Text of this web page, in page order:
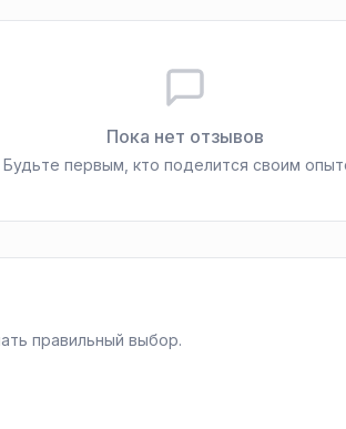
Пока нет отзывов
Будьте первым, кто поделится своим
правильный выбор.